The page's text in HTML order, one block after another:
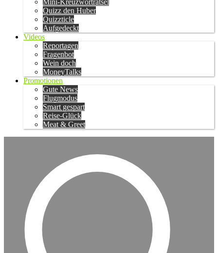
Mini-Kreuzworträtsel
Quizz den Huber
Quizzticle
Aufgedeckt
Videos
Reportagen
Fragenbot
Wein doch
MoneyTalks
Promotionen
Gute News
Flugmodus
Smart gespart
Reise-Glück
Meat & Greet